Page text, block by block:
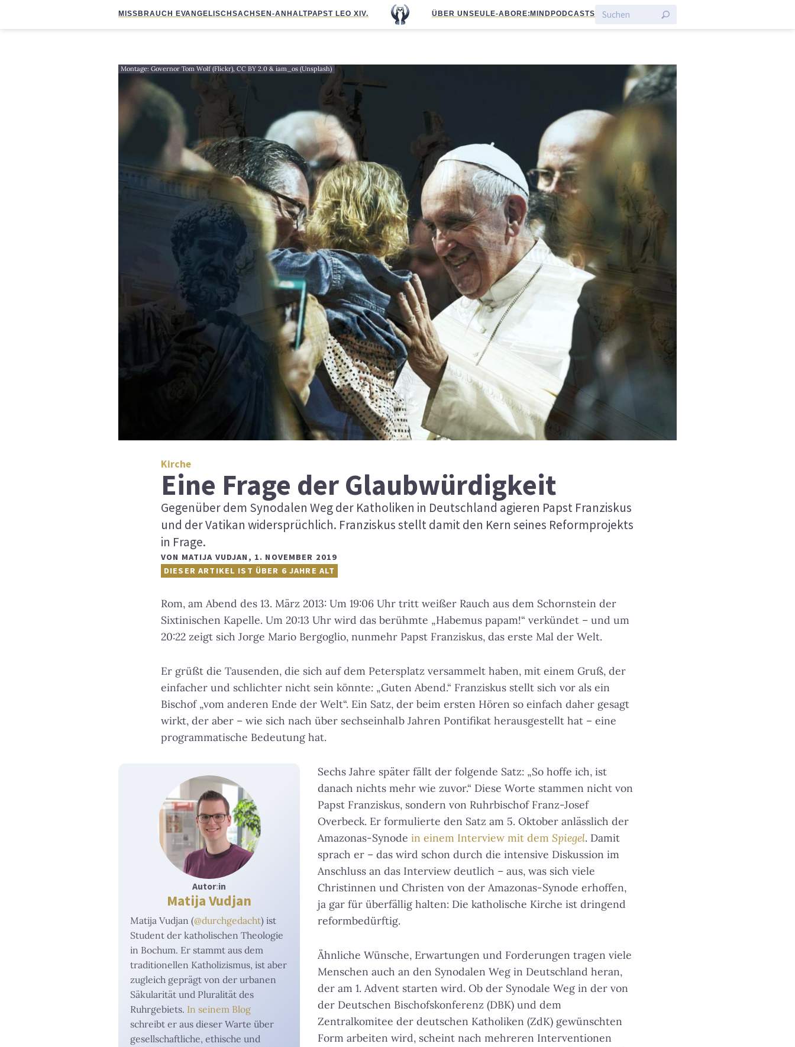
MISSBRAUCH EVANGELISCHSACHSEN-ANHALTPAPST LEO XIV. ÜBER UNS EULE-ABO RE:MIND PODCASTS
Montage: Governor Tom Wolf (Flickr), CC BY 2.0 & iam_os (Unsplash)
Kirche
Eine Frage der Glaubwürdigkeit
Gegenüber dem Synodalen Weg der Katholiken in Deutschland agieren Papst Franziskus
und der Vatikan widersprüchlich. Franziskus stellt damit den Kern seines Reformprojekts
in Frage.
VON MATIJA VUDJAN , 1. NOVEMBER 2019
DIESER ARTIKEL IST ÜBER 6 JAHRE ALT
Rom, am Abend des 13. März 2013: Um 19:06 Uhr tritt weißer Rauch aus dem Schornstein der
Sixtinischen Kapelle. Um 20:13 Uhr wird das berühmte „Habemus papam!“ verkündet – und um
20:22 zeigt sich Jorge Mario Bergoglio, nunmehr Papst Franziskus, das erste Mal der Welt.
Er grüßt die Tausenden, die sich auf dem Petersplatz versammelt haben, mit einem Gruß, der
einfacher und schlichter nicht sein könnte: „Guten Abend.“ Franziskus stellt sich vor als ein
Bischof „vom anderen Ende der Welt“. Ein Satz, der beim ersten Hören so einfach daher gesagt
wirkt, der aber – wie sich nach über sechseinhalb Jahren Pontifikat herausgestellt hat – eine
programmatische Bedeutung hat.
Autor:in
Matija Vudjan
Matija Vudjan (@durchgedacht) ist
Student der katholischen Theologie
in Bochum. Er stammt aus dem
traditionellen Katholizismus, ist aber
zugleich geprägt von der urbanen
Säkularität und Pluralität des
Ruhrgebiets. In seinem Blog
schreibt er aus dieser Warte über
gesellschaftliche, ethische und
Sechs Jahre später fällt der folgende Satz: „So hoffe ich, ist
danach nichts mehr wie zuvor.“ Diese Worte stammen nicht von
Papst Franziskus, sondern von Ruhrbischof Franz-Josef
Overbeck. Er formulierte den Satz am 5. Oktober anlässlich der
Amazonas-Synode in einem Interview mit dem Spiegel. Damit
sprach er – das wird schon durch die intensive Diskussion im
Anschluss an das Interview deutlich – aus, was sich viele
Christinnen und Christen von der Amazonas-Synode erhoffen,
ja gar für überfällig halten: Die katholische Kirche ist dringend
reformbedürftig.
Ähnliche Wünsche, Erwartungen und Forderungen tragen viele
Menschen auch an den Synodalen Weg in Deutschland heran,
der am 1. Advent starten wird. Ob der Synodale Weg in der von
der Deutschen Bischofskonferenz (DBK) und dem
Zentralkomitee der deutschen Katholiken (ZdK) gewünschten
Form arbeiten wird, scheint nach mehreren Interventionen